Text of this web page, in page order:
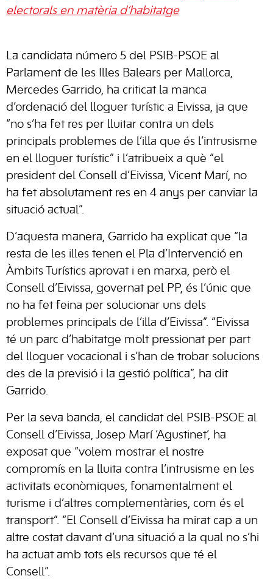
electorals en matèria d’habitatge
La candidata número 5 del PSIB-PSOE al
Parlament de les Illes Balears per Mallorca,
Mercedes Garrido, ha criticat la manca
d’ordenació del lloguer turístic a Eivissa, ja que
“no s’ha fet res per lluitar contra un dels
principals problemes de l’illa que és l’intrusisme
en el lloguer turístic” i l’atribueix a què “el
president del Consell d’Eivissa, Vicent Marí, no
ha fet absolutament res en 4 anys per canviar la
situació actual”.
D’aquesta manera, Garrido ha explicat que “la
resta de les illes tenen el Pla d’Intervenció en
Àmbits Turístics aprovat i en marxa, però el
Consell d’Eivissa, governat pel PP, és l’únic que
no ha fet feina per solucionar uns dels
problemes principals de l’illa d’Eivissa”. “Eivissa
té un parc d’habitatge molt pressionat per part
del lloguer vocacional i s’han de trobar solucions
des de la previsió i la gestió política”, ha dit
Garrido.
Per la seva banda, el candidat del PSIB-PSOE al
Consell d’Eivissa, Josep Marí ‘Agustinet’, ha
exposat que “volem mostrar el nostre
compromís en la lluita contra l’intrusisme en les
activitats econòmiques, fonamentalment el
turisme i d’altres complementàries, com és el
transport”. “El Consell d’Eivissa ha mirat cap a un
altre costat davant d’una situació a la qual no s’hi
ha actuat amb tots els recursos que té el
Consell”.